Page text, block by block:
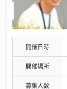
開催日時
開催場所
募集人数